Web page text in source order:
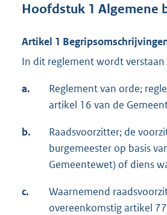
Hoofdstuk 1 Algemene
Artikel 1
In dit reglement wordt
a.
Reglement van orde;
artikel 16 van de
b.
Raadsvoorzitter; de
burgemeester op basis
Gemeentewet) of diens
c.
Waarnemend
overeenkomstig artikel